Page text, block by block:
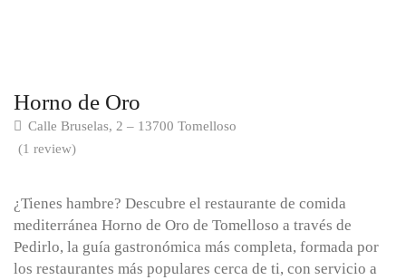
Horno de Oro
Calle Bruselas, 2 – 13700 Tomelloso
(1 review)
¿Tienes hambre? Descubre el restaurante de comida
mediterránea Horno de Oro de Tomelloso a través de
Pedirlo, la guía gastronómica más completa, formada por
los restaurantes más populares cerca de ti, con servicio a